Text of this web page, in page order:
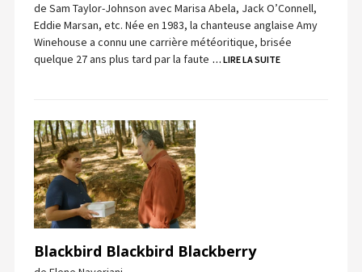
de Sam Taylor-Johnson avec Marisa Abela, Jack O’Connell,
Eddie Marsan, etc. Née en 1983, la chanteuse anglaise Amy
Winehouse a connu une carrière météoritique, brisée
quelque 27 ans plus tard par la faute … LIRE LA SUITE
Blackbird Blackbird Blackberry